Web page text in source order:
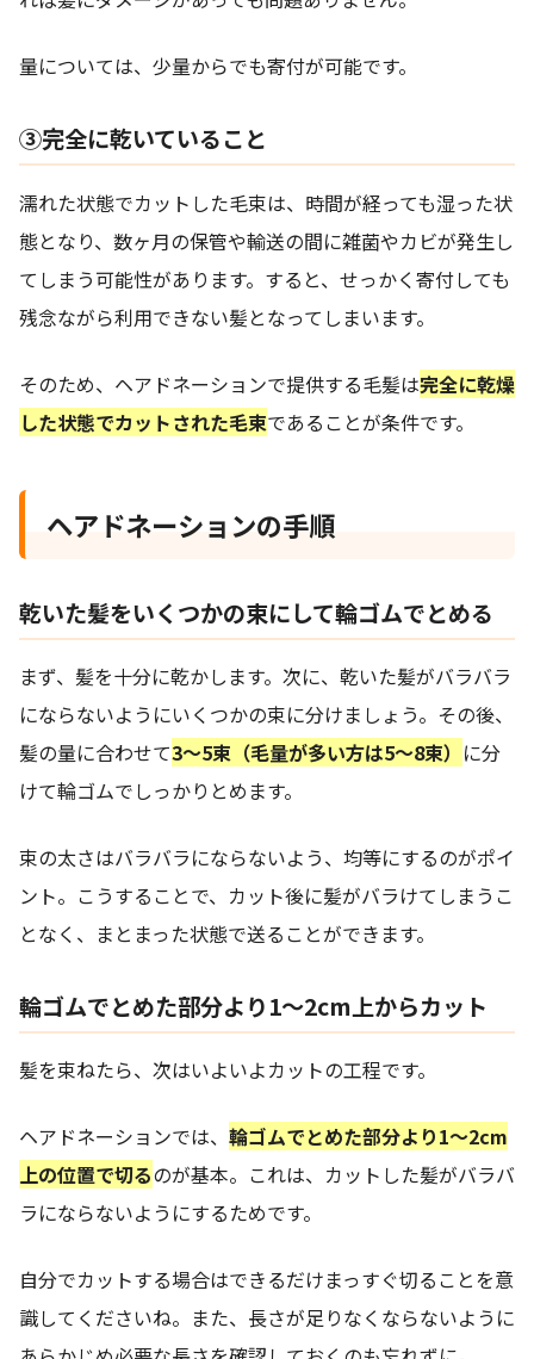
量については、少量からでも寄付が可能です。
③完全に乾いていること
濡れた状態でカットした毛束は、時間が経っても湿った状
態となり、数ヶ月の保管や輸送の間に雑菌やカビが発生し
てしまう可能性があります。すると、せっかく寄付しても
残念ながら利用できない髪となってしまいます。
そのため、ヘアドネーションで提供する毛髪は完全に乾燥
した状態でカットされた毛束であることが条件です。
ヘアドネーションの手順
乾いた髪をいくつかの束にして輪ゴムでとめる
まず、髪を十分に乾かします。次に、乾いた髪がバラバラ
にならないようにいくつかの束に分けましょう。その後、
髪の量に合わせて3〜5束（毛量が多い方は5〜8束） に分
けて輪ゴムでしっかりとめます。
束の太さはバラバラにならないよう、均等にするのがポイ
ント。こうすることで、カット後に髪がバラけてしまうこ
となく、まとまった状態で送ることができます。
輪ゴムでとめた部分より1～2cm上からカット
髪を束ねたら、次はいよいよカットの工程です。
ヘアドネーションでは、 輪ゴムでとめた部分より1〜2cm
上の位置で切るのが基本。これは、カットした髪がバラバ
ラにならないようにするためです。
自分でカットする場合はできるだけまっすぐ切ることを意
識してくださいね。また、長さが足りなくならないように